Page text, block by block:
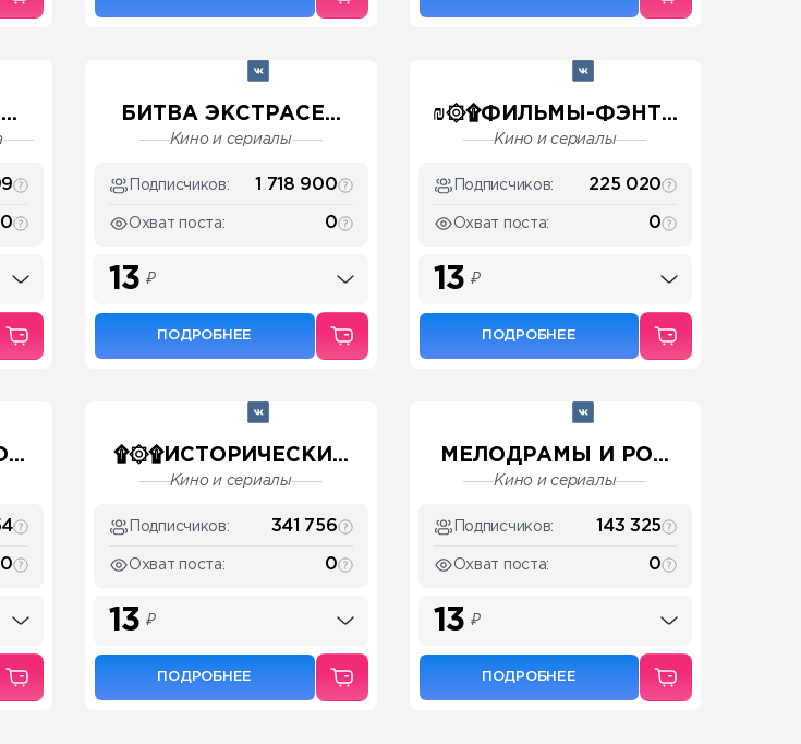
0
БИТВА ЭКСТРАСЕ...
Кино и сериалы
Подписчиков: 1 718 900
Охват поста: 0
13 ₽
ПОДРОБНЕЕ
₪۞۩ФИЛЬМЫ-ФЭНТ...
Кино и сериалы
Подписчиков: 225 020
Охват поста: 0
13 ₽
ПОДРОБНЕЕ
0
۩۞۩ИСТОРИЧЕСКИ...
Кино и сериалы
Подписчиков: 341 756
Охват поста: 0
13 ₽
ПОДРОБНЕЕ
МЕЛОДРАМЫ И РО...
Кино и сериалы
Подписчиков: 143 325
Охват поста: 0
13 ₽
ПОДРОБНЕЕ